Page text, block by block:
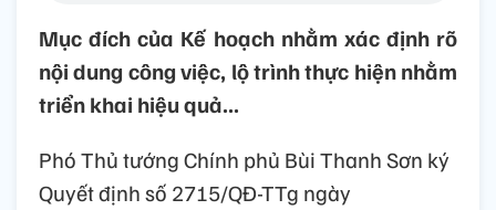
Mục đích của Kế hoạch nhằm xác định rõ
nội dung công việc, lộ trình thực hiện nhằm
triển khai hiệu quả...
Phó Thủ tướng Chính phủ Bùi Thanh Sơn ký
Quyết định số 2715/QĐ-TTg ngày